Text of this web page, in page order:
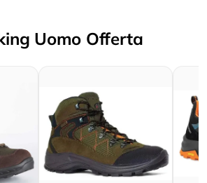
Uomo Offerta